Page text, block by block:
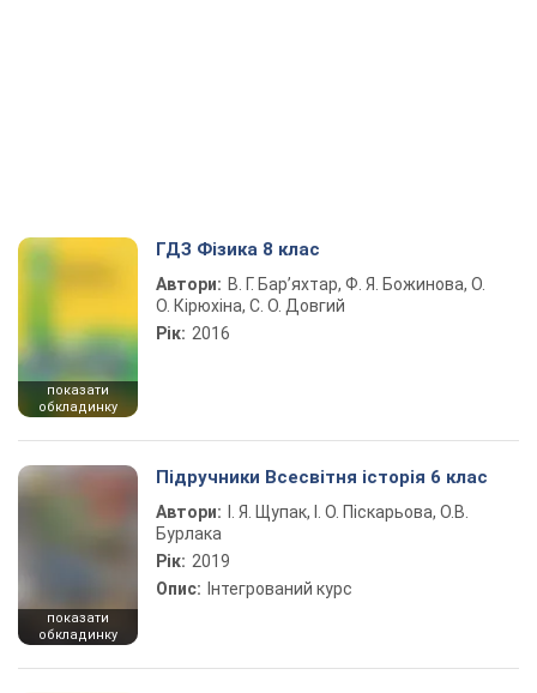
показати
обкладинку
ГДЗ Фізика 8 клас
Автори: В. Г. Бар’яхтар, Ф. Я. Божинова, О.
О. Кірюхіна, С. О. Довгий
Рік: 2016
показати
обкладинку
Підручники Всесвітня історія 6 клас
Автори:
І. Я. Щупак, І. О. Піскарьова, О.В.
Бурлака
Рік: 2019
Опис: Інтегрований курс